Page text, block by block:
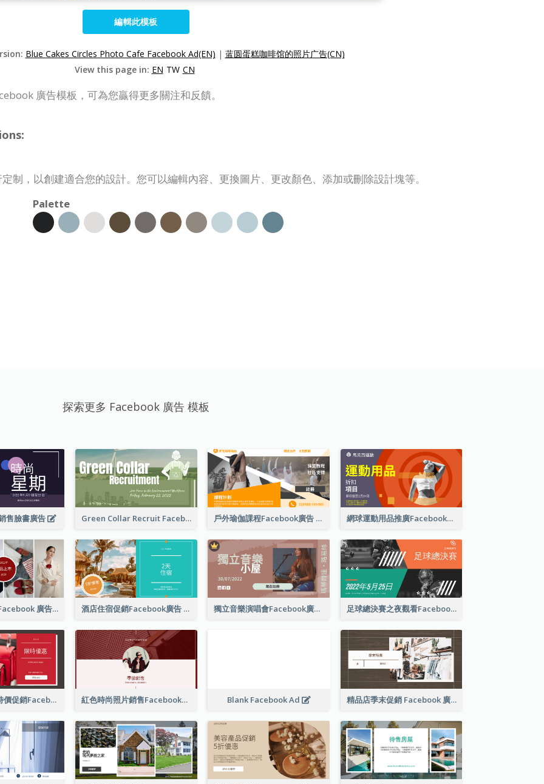
編輯此模板
Blue Cakes Circles Photo Cafe Facebook Ad(EN) | 蓝圆蛋糕咖啡馆的照片广告(CN)
View this page in: EN TW CN
廣告模板，可為您贏得更多關注和反饋。
制，以創建適合您的設計。您可以編輯內容、更換圖片、更改顏色、添加或刪除設計塊等。
Palette
探索更多 Facebook 廣告 模板
售臉書廣告 Green Collar Recruit Facebook Ad 戶外瑜伽課程Facebook廣告 網球運動用品推廣Facebook廣告
女士服裝新品 Facebook 廣告 酒店住宿促銷Facebook廣告 獨立音樂演唱會Facebook廣告 足球總決賽之夜觀看Facebook廣告
紅色購物寫真特價促銷Facebook廣告 紅色時尚照片銷售Facebook廣告 Blank Facebook Ad 精品店季末促銷 Facebook 廣告